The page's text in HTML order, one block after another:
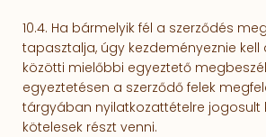
10.4. Ha bármelyik fél a szerződés
tapasztalja, úgy kezdeményeznie kell
közötti mielőbbi egyeztető
egyeztetésen a szerződő felek
tárgyában nyilatko­zattételre jogosult
kötelesek részt venni.